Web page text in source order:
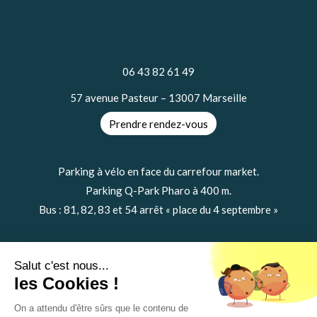
06 43 82 61 49
57 avenue Pasteur – 13007 Marseille
Prendre rendez-vous
Parking à vélo en face du carrefour market.
Parking Q-Park Pharo à 400 m.
Bus : 81, 82, 83 et 54 arrêt « place du 4 septembre »
Liens utiles
Salut c'est nous...
les Cookies !
On a attendu d'être sûrs que le contenu de